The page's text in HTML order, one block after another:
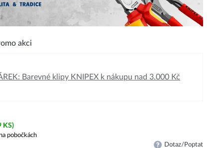
akci
Barevné klipy KNIPEX k nákupu nad 3.000 Kč
KS)
pobočkách
Dotaz/Poptat